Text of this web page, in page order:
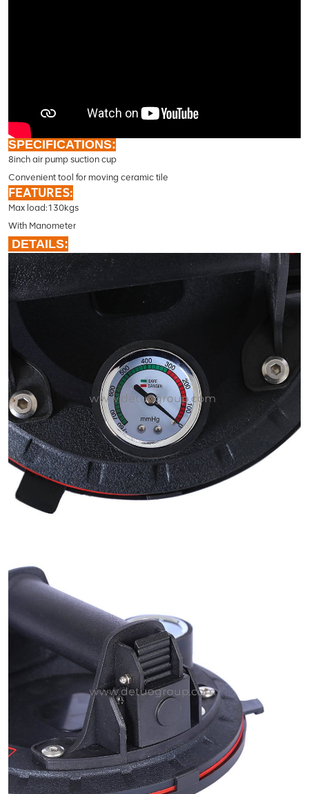
SPECIFICATIONS:
8inch air pump suction cup
Convenient tool for moving ceramic tile
FEATURES:
Max load:130kgs
With Manometer
DETAILS: